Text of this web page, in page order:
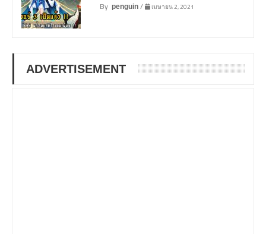
By penguin/ เมษายน 2, 2021
ADVERTISEMENT